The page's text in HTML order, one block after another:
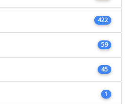
422
59
45
1